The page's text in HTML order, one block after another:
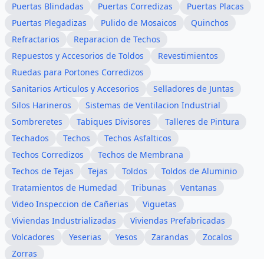
Puertas Blindadas
Puertas Corredizas
Puertas Placas
Puertas Plegadizas
Pulido de Mosaicos
Quinchos
Refractarios
Reparacion de Techos
Repuestos y Accesorios de Toldos
Revestimientos
Ruedas para Portones Corredizos
Sanitarios Articulos y Accesorios
Selladores de Juntas
Silos Harineros
Sistemas de Ventilacion Industrial
Sombreretes
Tabiques Divisores
Talleres de Pintura
Techados
Techos
Techos Asfalticos
Techos Corredizos
Techos de Membrana
Techos de Tejas
Tejas Toldos
Toldos de Aluminio
Tratamientos de Humedad
Tribunas
Ventanas
Video Inspeccion de Cañerias
Viguetas
Viviendas Industrializadas
Viviendas Prefabricadas
Volcadores
Yeserias Yesos Zarandas
Zocalos
Zorras